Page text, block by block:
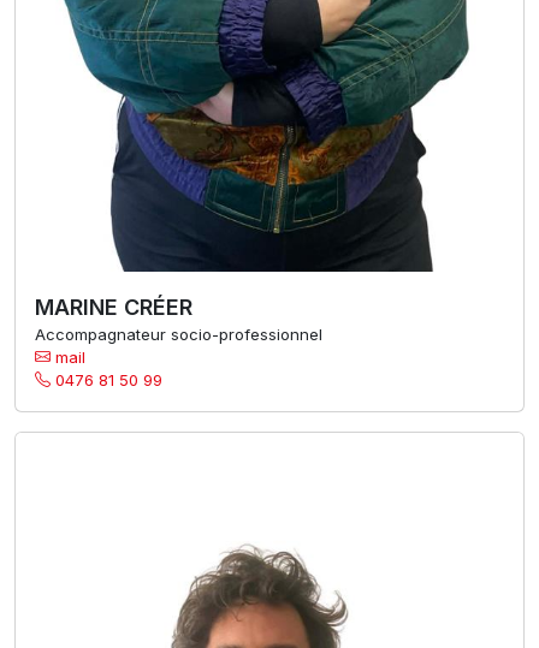
MARINE CRÉER
Accompagnateur socio-professionnel
mail
0476 81 50 99